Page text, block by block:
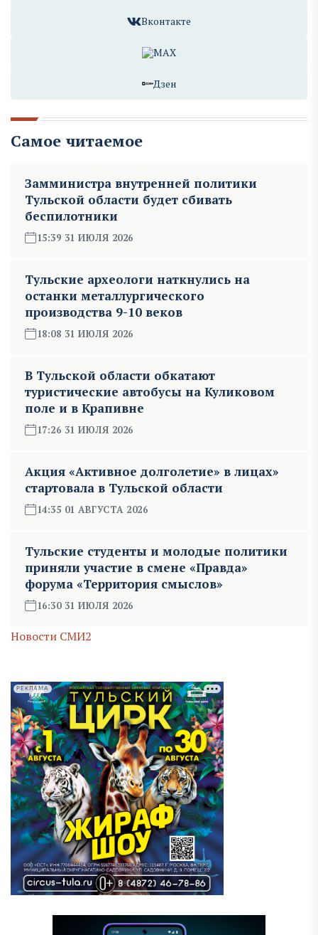
Вконтакте
MAX
Дзен
Самое читаемое
Замминистра внутренней политики
Тульской области будет сбивать
беспилотники
15:39 31 ИЮЛЯ 2026
Тульские археологи наткнулись на
останки металлургического
производства 9-10 веков
18:08 31 ИЮЛЯ 2026
В Тульской области обкатают
туристические автобусы на Куликовом
поле и в Крапивне
17:26 31 ИЮЛЯ 2026
Акция «Активное долголетие» в лицах»
стартовала в Тульской области
14:35 01 АВГУСТА 2026
Тульские студенты и молодые политики
приняли участие в смене «Правда»
форума «Территория смыслов»
16:30 31 ИЮЛЯ 2026
Новости СМИ2
РЕКЛАМА